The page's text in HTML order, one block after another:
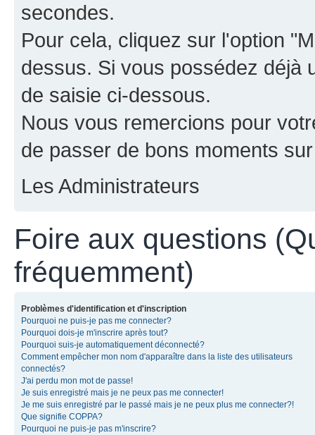
secondes.
Pour cela, cliquez sur l'option
dessus. Si vous possédez déjà
de saisie ci-dessous.
Nous vous remercions pour
de passer de bons moments
Les Administrateurs
Foire aux questions
fréquemment)
Problèmes d'identification et d'inscription
Pourquoi ne puis-je pas me connecter?
Pourquoi dois-je m'inscrire après tout?
Pourquoi suis-je automatiquement déconnecté?
Comment empêcher mon nom d'apparaître dans la liste des utilisateurs
connectés?
J'ai perdu mon mot de passe!
Je suis enregistré mais je ne peux pas me connecter!
Je me suis enregistré par le passé mais je ne peux plus me connecter?!
Que signifie COPPA?
Pourquoi ne puis-je pas m'inscrire?